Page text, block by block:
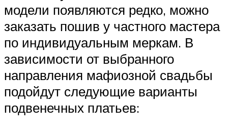
модели появляются редко, можно
заказать пошив у частного мастера
по индивидуальным меркам. В
зависимости от выбранного
направления мафиозной свадьбы
подойдут следующие варианты
подвенечных платьев: